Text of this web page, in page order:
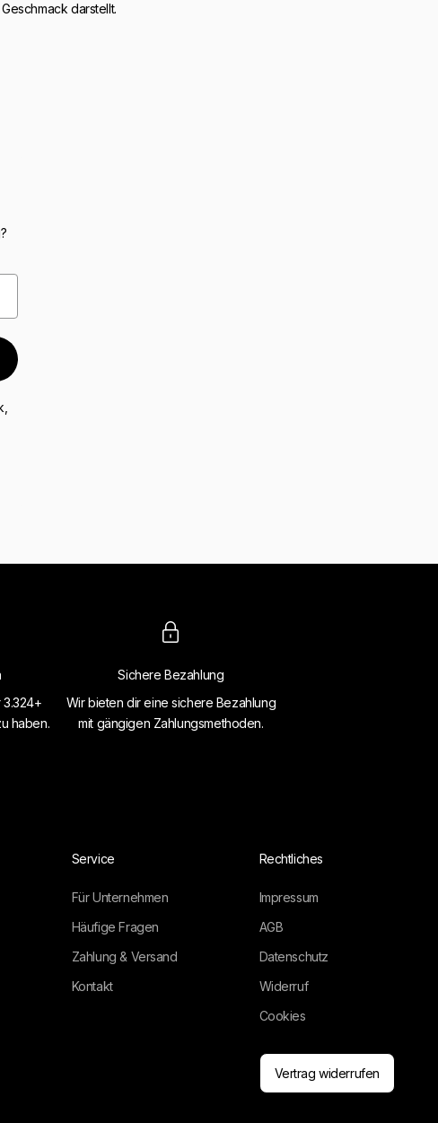
darstellt.
haben.
Sichere Bezahlung
Wir bieten dir eine sichere Bezahlung
mit gängigen Zahlungsmethoden.
Service
Für Unternehmen
Häufige Fragen
Zahlung & Versand
Kontakt
Rechtliches
Impressum
AGB
Datenschutz
Widerruf
Cookies
Vertrag widerrufen